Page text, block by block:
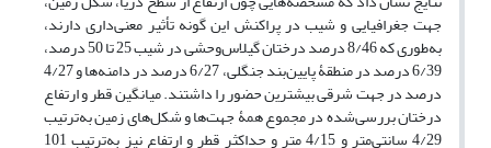
جهت جغرافیایی و شیب در پراکنش این گونه تأثیر معنی‌داری دارند،
به‌طوری که 8/46 درصد درختان گیلاس‌وحشی در شیب 25 تا 50 درصد،
6/39 درصد در منطقۀ پایین‌بند جنگلی، 6/27 درصد در دامنه‌ها و 4/27
درصد در جهت شرقی بیشترین حضور را داشتند. میانگین قطر و ارتفاع
درختان بررسی‌شده در مجموع همۀ جهت‌ها و شکل‌های زمین به‌ترتیب
4/29 سانتی‌متر و 4/15 متر و حداکثر قطر و ارتفاع نیز به‌ترتیب 101